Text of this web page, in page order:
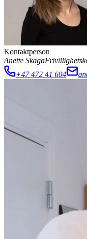
Kontaktperson
Anette Skaga
+47 472 41 604